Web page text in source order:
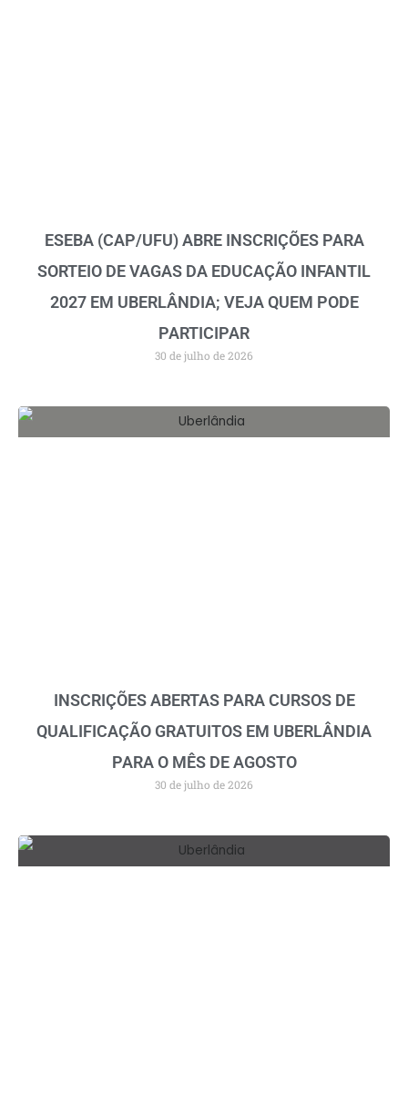
ESEBA (CAP/UFU) ABRE INSCRIÇÕES PARA
SORTEIO DE VAGAS DA EDUCAÇÃO INFANTIL
2027 EM UBERLÂNDIA; VEJA QUEM PODE
PARTICIPAR
30 de julho de 2026
INSCRIÇÕES ABERTAS PARA CURSOS DE
QUALIFICAÇÃO GRATUITOS EM UBERLÂNDIA
PARA O MÊS DE AGOSTO
30 de julho de 2026